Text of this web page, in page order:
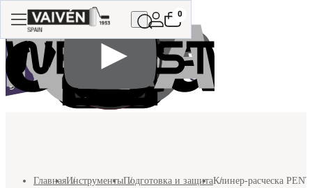
0
ГлавнаяИнструментыПодготовка и защитаКлинер-расческа